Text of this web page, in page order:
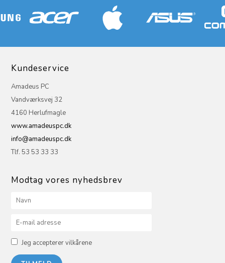
Kundeservice
Amadeus PC
Vandværksvej 32
4160 Herlufmagle
www.amadeuspc.dk
info@amadeuspc.dk
Tlf. 53 53 33 33
Modtag vores nyhedsbrev
Jeg accepterer vilkårene